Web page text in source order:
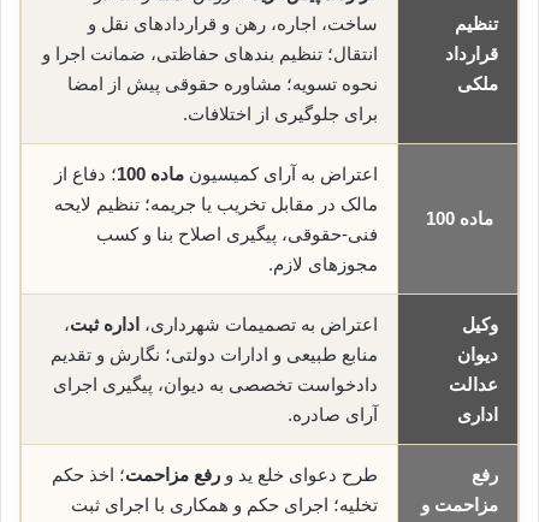
تنظیم
قرارداد
ملکی
ساخت، اجاره، رهن و قراردادهای نقل و
انتقال؛ تنظیم بندهای حفاظتی، ضمانت اجرا و
نحوه تسویه؛ مشاوره حقوقی پیش از امضا
برای جلوگیری از اختلافات.
ماده 100
اعتراض به آرای کمیسیون ماده 100
؛ دفاع از
مالک در مقابل تخریب یا جریمه؛ تنظیم لایحه
فنی-حقوقی، پیگیری اصلاح بنا و کسب
مجوزهای لازم.
وکیل
دیوان
عدالت
اداری
اعتراض به تصمیمات شهرداری، اداره ثبت،
منابع طبیعی و ادارات دولتی؛ نگارش و تقدیم
دادخواست تخصصی به دیوان، پیگیری اجرای
آرای صادره.
رفع
مزاحمت و
طرح دعوای خلع ید و رفع مزاحمت؛ اخذ حکم
تخلیه؛ اجرای حکم و همکاری با اجرای ثبت